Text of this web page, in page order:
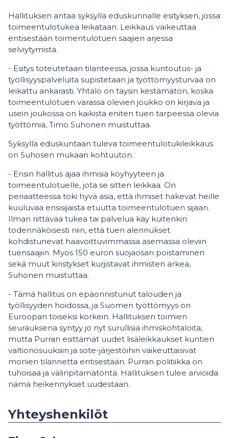
Hallituksen antaa syksyllä eduskunnalle esityksen, jossa
toimeentulotukea leikataan. Leikkaus vaikeuttaa
entisestään toimentulotuen saajien arjessa
selviytymistä.
- Esitys toteutetaan tilanteessa, jossa kuntoutus- ja
työllisyyspalveluita supistetaan ja työttömyysturvaa on
leikattu ankarasti. Yhtälö on täysin kestämätön, koska
toimeentulotuen varassa olevien joukko on kirjava ja
usein joukossa on kaikista eniten tuen tarpeessa olevia
työttömiä, Timo Suhonen muistuttaa.
Syksyllä eduskuntaan tuleva toimeentulotukileikkaus
on Suhosen mukaan kohtuuton.
- Ensin hallitus ajaa ihmisiä köyhyyteen ja
toimeentulotuelle, jota se sitten leikkaa. On
periaatteessa toki hyvä asia, että ihmiset hakevat heille
kuuluvaa ensisijaista etuutta toimeentulotuen sijaan.
Ilman riittävää tukea tai palvelua käy kuitenkin
todennäköisesti niin, että tuen alennukset
kohdistunevat haavoittuvimmassa asemassa oleviin
tuensaajiin. Myös 150 euron suojaosan poistaminen
sekä muut kiristykset kurjistavat ihmisten arkea,
Suhonen muistuttaa.
- Tämä hallitus on epäonnistunut talouden ja
työllisyyden hoidossa, ja Suomen työttömyys on
Euroopan toiseksi korkein. Hallituksen toimien
seurauksena syntyy jo nyt surullisia ihmiskohtaloita,
mutta Purran esittämät uudet lisäleikkaukset kuntien
valtionosuuksiin ja sote-järjestöihin vaikeuttaisivat
monien tilannetta entisestään. Purran politiikka on
tuhoisaa ja välinpitämätöntä. Hallituksen tulee arvioida
nämä heikennykset uudestaan.
Yhteyshenkilöt